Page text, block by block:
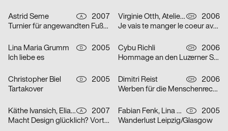
Astrid Seme A
2007
Turnier für angewandten Fußball 5
Virginie Otth, Atelier Poisson CH
2006
Je vais te manger le coeur avec mes petites dents
Lina Maria Grumm D
2005
Ich liebe es
Cybu Richli CH
2006
Hommage an den Luzerner Straßenphilosophen Emil Manser
Christopher Biel D
2005
Tartakover
Dimitri Reist CH
2006
Werben für die Menschenrechte
Käthe Ivansich, Elia Sarraffan A
2007
Macht Design glücklich? Vortrag Ruedi Baur
Fabian Fenk, Lina Maria Grumm, Jakob Kirch, Nella Rieken D
2005
Wanderlust Leipzig/Glasgow